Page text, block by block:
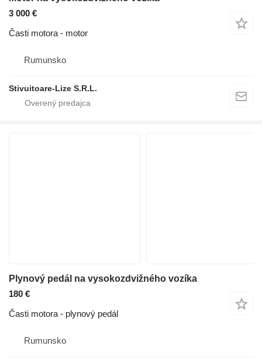
3 000 €
Časti motora - motor
Rumunsko
Stivuitoare-Lize S.R.L.
Plynový pedál na vysokozdvižného vozíka
180 €
Časti motora - plynový pedál
Rumunsko